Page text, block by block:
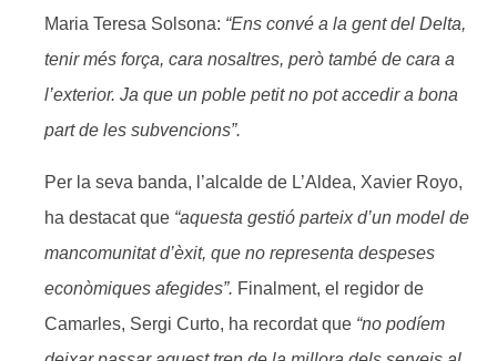
Maria Teresa Solsona: “Ens convé a la gent del Delta,
tenir més força, cara nosaltres, però també de cara a
l’exterior. Ja que un poble petit no pot accedir a bona
part de les subvencions”.
Per la seva banda, l’alcalde de L’Aldea, Xavier Royo,
ha destacat que “aquesta gestió parteix d’un model de
mancomunitat d’èxit, que no representa despeses
econòmiques afegides”. Finalment, el regidor de
Camarles, Sergi Curto, ha recordat que “no podíem